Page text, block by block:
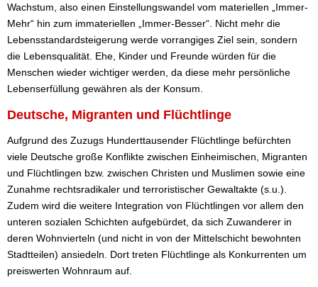
Wachstum, also einen Einstellungswandel vom materiellen „Immer-
Mehr“ hin zum immateriellen „Immer-Besser“. Nicht mehr die
Lebensstandardsteigerung werde vorrangiges Ziel sein, sondern
die Lebensqualität. Ehe, Kinder und Freunde würden für die
Menschen wieder wichtiger werden, da diese mehr persönliche
Lebenserfüllung gewähren als der Konsum.
Deutsche, Migranten und Flüchtlinge
Aufgrund des Zuzugs Hunderttausender Flüchtlinge befürchten
viele Deutsche große Konflikte zwischen Einheimischen, Migranten
und Flüchtlingen bzw. zwischen Christen und Muslimen sowie eine
Zunahme rechtsradikaler und terroristischer Gewaltakte (s.u.).
Zudem wird die weitere Integration von Flüchtlingen vor allem den
unteren sozialen Schichten aufgebürdet, da sich Zuwanderer in
deren Wohnvierteln (und nicht in von der Mittelschicht bewohnten
Stadtteilen) ansiedeln. Dort treten Flüchtlinge als Konkurrenten um
preiswerten Wohnraum auf.